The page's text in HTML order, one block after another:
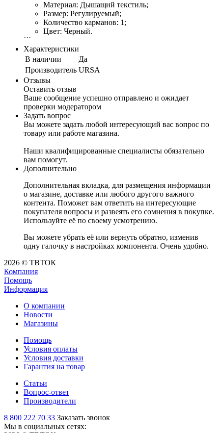
Материал: Дышащий текстиль;
Размер: Регулируемый;
Количество карманов: 1;
Цвет: Черный.
```
Характеристики
В наличии
Да
Производитель URSA
Отзывы
Оставить отзыв
Ваше сообщение успешно отправлено и ожидает
проверки модератором
Задать вопрос
Вы можете задать любой интересующий вас вопрос по
товару или работе магазина.
Наши квалифицированные специалисты обязательно
вам помогут.
Дополнительно
Дополнительная вкладка, для размещения информации
о магазине, доставке или любого другого важного
контента. Поможет вам ответить на интересующие
покупателя вопросы и развеять его сомнения в покупке.
Используйте её по своему усмотрению.
Вы можете убрать её или вернуть обратно, изменив
одну галочку в настройках компонента. Очень удобно.
2026 © ТВТОК
Компания
Помощь
Информация
О компании
Новости
Магазины
Помощь
Условия оплаты
Условия доставки
Гарантия на товар
Статьи
Вопрос-ответ
Производители
8 800 222 70 33 Заказать звонок
Мы в социальных сетях: